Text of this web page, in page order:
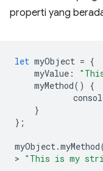
properti yang
let myObject = {
myValue :
myMethod()
{
}
};
myObject.myMethod
> "This is my